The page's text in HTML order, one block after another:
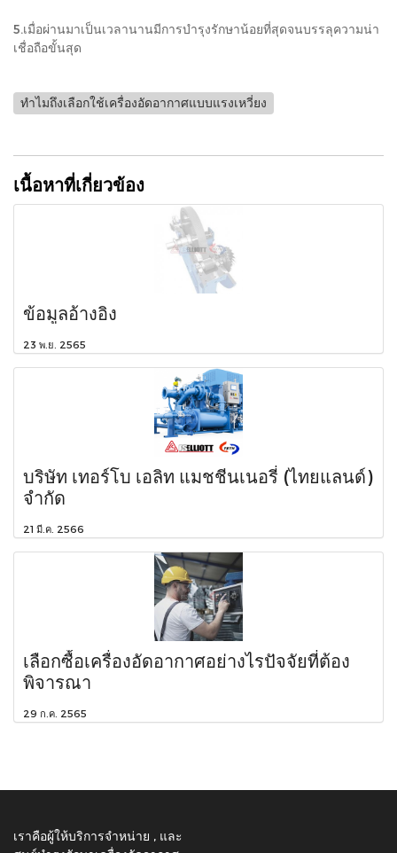
5.เมื่อผ่านมาเป็นเวลานานมีการบำรุงรักษาน้อยที่สุดจนบรรลุความน่า
เชื่อถือขั้นสุด
ทำไมถึงเลือกใช้เครื่องอัดอากาศแบบแรงเหวี่ยง
เนื้อหาที่เกี่ยวข้อง
ข้อมูลอ้างอิง
23 พ.ย. 2565
บริษัท เทอร์โบ เอลิท แมชชีนเนอรี่ (ไทยแลนด์)
จำกัด
21 มี.ค. 2566
เลือกซื้อเครื่องอัดอากาศอย่างไรปัจจัยที่ต้อง
พิจารณา
29 ก.ค. 2565
เราคือผู้ให้บริการจำหน่าย , และ